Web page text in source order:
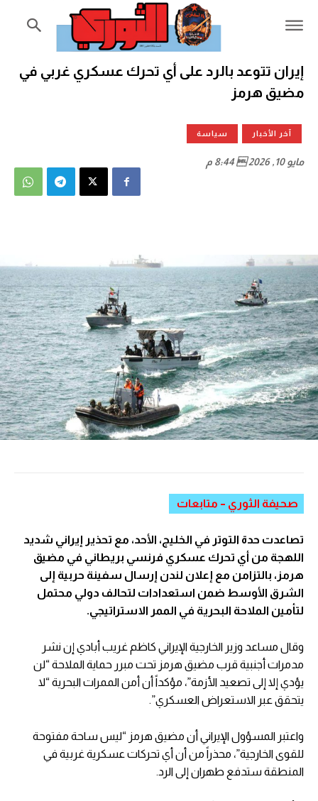
إيران تتوعد بالرد على أي تحرك عسكري غربي في
مضيق هرمز
آخر الأخبار سياسة
مايو 10, 2026  8:44 م
صحيفة الثوري – متابعات
تصاعدت حدة التوتر في الخليج، الأحد، مع تحذير إيراني شديد
اللهجة من أي تحرك عسكري فرنسي بريطاني في مضيق
هرمز، بالتزامن مع إعلان لندن إرسال سفينة حربية إلى
الشرق الأوسط ضمن استعدادات لتحالف دولي محتمل
لتأمين الملاحة البحرية في الممر الاستراتيجي.
وقال مساعد وزير الخارجية الإيراني كاظم غريب أبادي إن نشر
مدمرات أجنبية قرب مضيق هرمز تحت مبرر حماية الملاحة “لن
يؤدي إلا إلى تصعيد الأزمة”، مؤكداً أن أمن الممرات البحرية “لا
يتحقق عبر الاستعراض العسكري”.
واعتبر المسؤول الإيراني أن مضيق هرمز “ليس ساحة مفتوحة
للقوى الخارجية”، محذراً من أن أي تحركات عسكرية غربية في
المنطقة ستدفع طهران إلى الرد.